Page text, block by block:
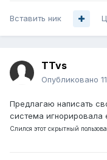
Вставить ник
TTvs
Опубликовано
Предлагаю написать
система игнорировала
Слился этот скрытный